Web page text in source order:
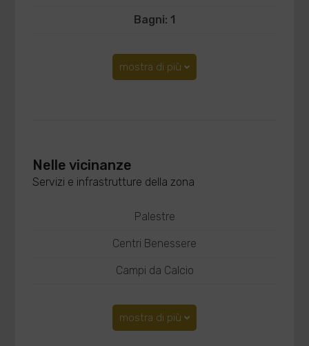
Bagni: 1
mostra di più
Nelle vicinanze
Servizi e infrastrutture della zona
Palestre
Centri Benessere
Campi da Calcio
mostra di più